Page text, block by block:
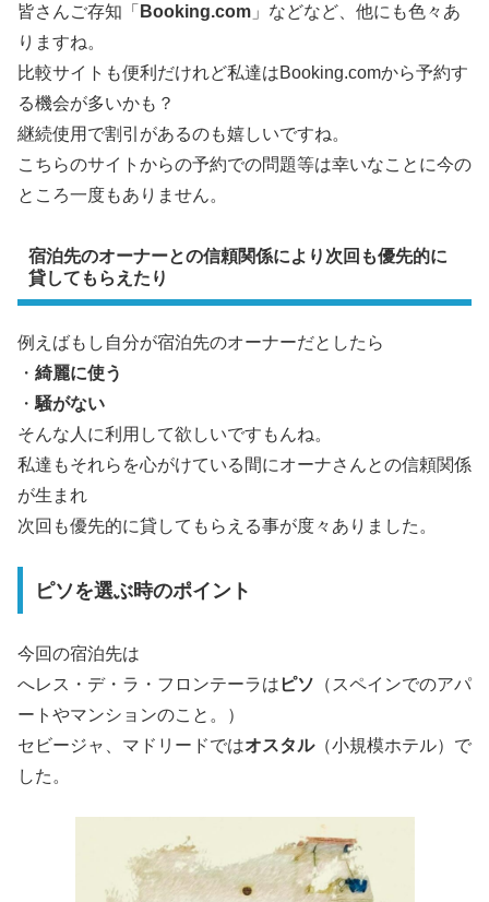
皆さんご存知「 Booking.com 」などなど、他にも色々あ
りますね。
比較サイトも便利だけれど私達はBooking.comから予約す
る機会が多いかも？
継続使用で割引があるのも嬉しいですね。
こちらのサイトからの予約での問題等は幸いなことに今の
ところ一度もありません。
宿泊先のオーナーとの信頼関係により次回も優先的に
貸してもらえたり
例えばもし自分が宿泊先のオーナーだとしたら
・ 綺麗に使う
・騒がない
そんな人に利用して欲しいですもんね。
私達もそれらを心がけている間にオーナさんとの信頼関係
が生まれ
次回も優先的に貸してもらえる事が度々ありました。
ピソを選ぶ時のポイント
今回の宿泊先は
へレス・デ・ラ・フロンテーラは ピソ （スペインでのアパ
ートやマンションのこと。）
セビージャ、マドリードではオスタル（小規模ホテル）で
した。